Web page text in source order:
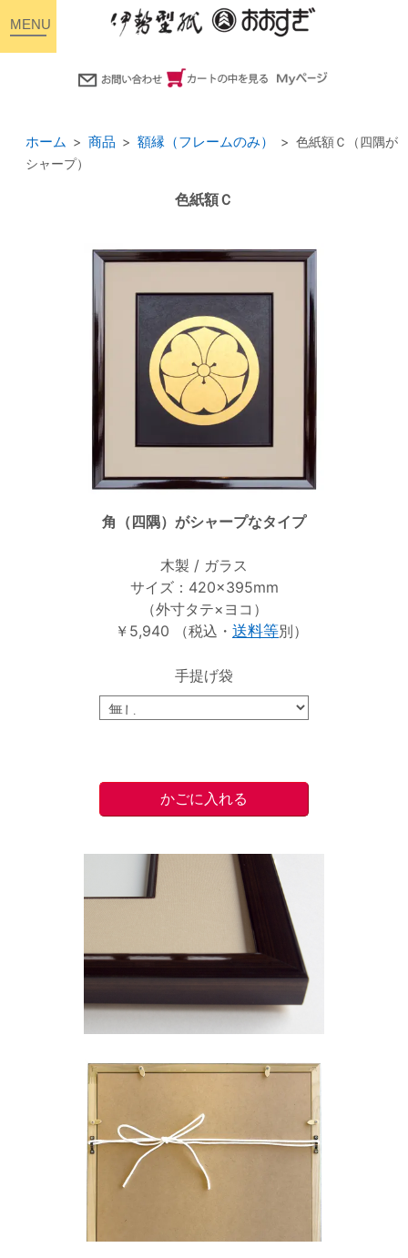
ホーム 商品 額縁（フレームのみ）
色紙額Ｃ（四隅が
シャープ）
色紙額Ｃ
角（四隅）がシャープなタイプ
木製 / ガラス
サイズ：420×395mm
（外寸タテ×ヨコ）
￥5,940 （税込・ 送料等別）
手提げ袋
toggle
navigation